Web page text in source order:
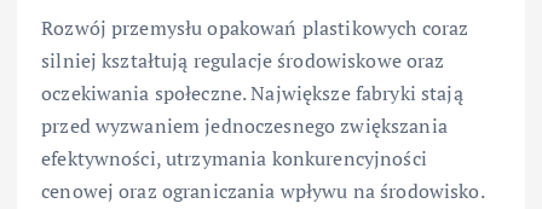
Rozwój przemysłu opakowań plastikowych coraz
silniej kształtują regulacje środowiskowe oraz
oczekiwania społeczne. Największe fabryki stają
przed wyzwaniem jednoczesnego zwiększania
efektywności, utrzymania konkurencyjności
cenowej oraz ograniczania wpływu na środowisko.